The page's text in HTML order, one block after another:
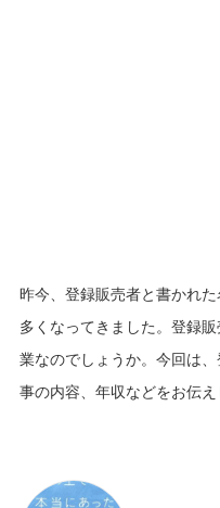
昨今、登録販売者と書かれ
多くなってきました。登録
業なのでしょうか。今回は
事の内容、年収などをお伝え